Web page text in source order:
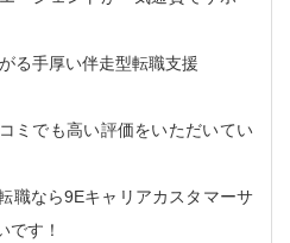
る手厚い伴走型転職支援
ミでも高い評価をいただいてい
職なら9Eキャリアカスタマーサ
です！